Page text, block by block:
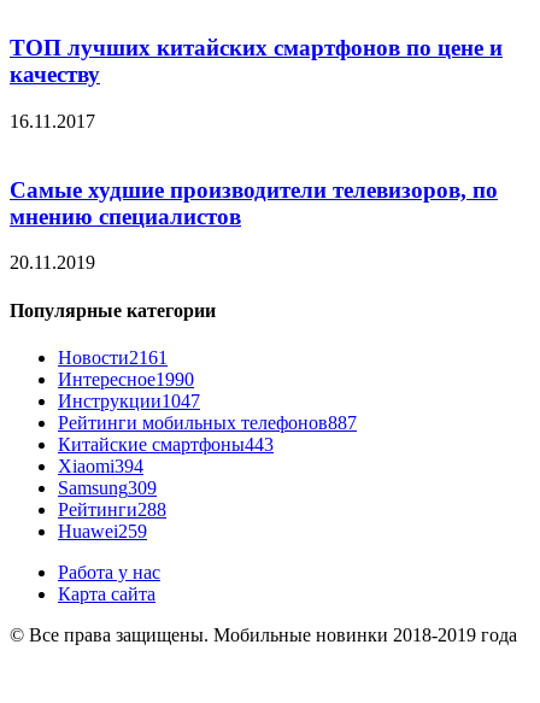
ТОП лучших китайских смартфонов по цене и
качеству
16.11.2017
Самые худшие производители телевизоров, по
мнению специалистов
20.11.2019
Популярные категории
Новости2161
Интересное1990
Инструкции1047
Рейтинги мобильных телефонов887
Китайские смартфоны443
Xiaomi394
Samsung309
Рейтинги288
Huawei259
Работа у нас
Карта сайта
© Все права защищены. Мобильные новинки 2018-2019 года